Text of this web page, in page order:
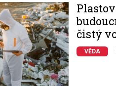
čistý
VĚDA